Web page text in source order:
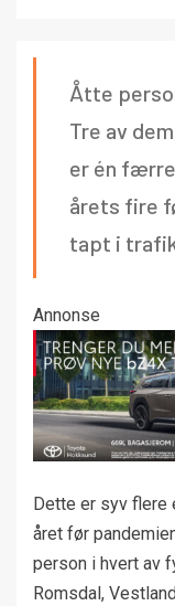
Åtte
Tre av
er én færre
årets fire
tapt i
Annonse
Dette er syv flere
året før
person i hvert av
Romsdal,